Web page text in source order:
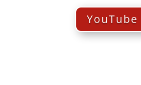
YouTube